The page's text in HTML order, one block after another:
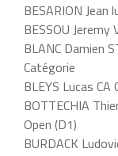
BESARION Jean
BESSOU Jeremy
BLANC Damien
Catégorie
BLEYS Lucas
BOTTECHIA
Open (D1)
BURDACK